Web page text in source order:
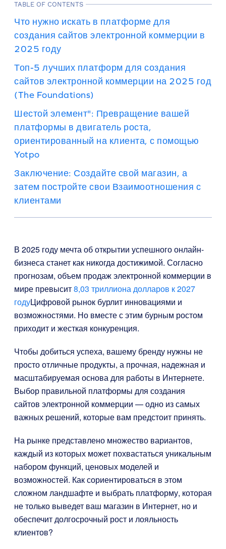
TABLE OF CONTENTS
Что нужно искать в платформе для
создания сайтов электронной коммерции в
2025 году
Топ-5 лучших платформ для создания
сайтов электронной коммерции на 2025 год
(The Foundations)
Шестой элемент": Превращение вашей
платформы в двигатель роста,
ориентированный на клиента, с помощью
Yotpo
Заключение: Создайте свой магазин, а
затем постройте свои Взаимоотношения с
клиентами
В 2025 году мечта об открытии успешного онлайн-
бизнеса станет как никогда достижимой. Согласно
прогнозам, объем продаж электронной коммерции в
мире превысит8,03 триллиона долларов к 2027
годуЦифровой рынок бурлит инновациями и
возможностями. Но вместе с этим бурным ростом
приходит и жесткая конкуренция.
Чтобы добиться успеха, вашему бренду нужны не
просто отличные продукты, а прочная, надежная и
масштабируемая основа для работы в Интернете.
Выбор правильной платформы для создания
сайтов электронной коммерции — одно из самых
важных решений, которые вам предстоит принять.
На рынке представлено множество вариантов,
каждый из которых может похвастаться уникальным
набором функций, ценовых моделей и
возможностей. Как сориентироваться в этом
сложном ландшафте и выбрать платформу, которая
не только выведет ваш магазин в Интернет, но и
обеспечит долгосрочный рост и лояльность
клиентов?